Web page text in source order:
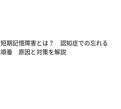
短期記憶障害とは？ 認知症での忘れる
順番 原因と対策を解説